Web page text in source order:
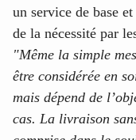
un service de base
de la nécessité par
"Même la simple
être considérée en
mais dépend de
cas. La livraison